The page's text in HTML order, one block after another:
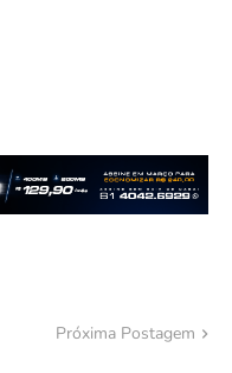
Próxima Postagem